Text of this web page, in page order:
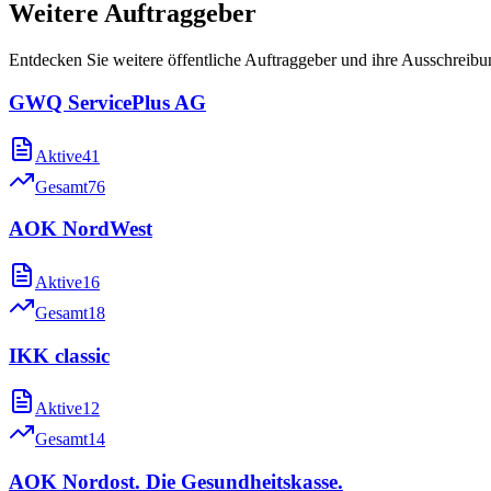
Weitere Auftraggeber
Entdecken Sie weitere öffentliche Auftraggeber und ihre
GWQ ServicePlus AG
Aktive41
Gesamt76
AOK NordWest
Aktive16
Gesamt18
IKK classic
Aktive12
Gesamt14
AOK Nordost. Die Gesundheitskasse.